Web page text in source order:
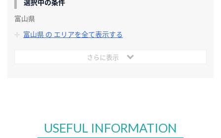
選択中の条件
富山県
富山県 の エリアを全て表示する
さらに表示
USEFUL INFORMATION